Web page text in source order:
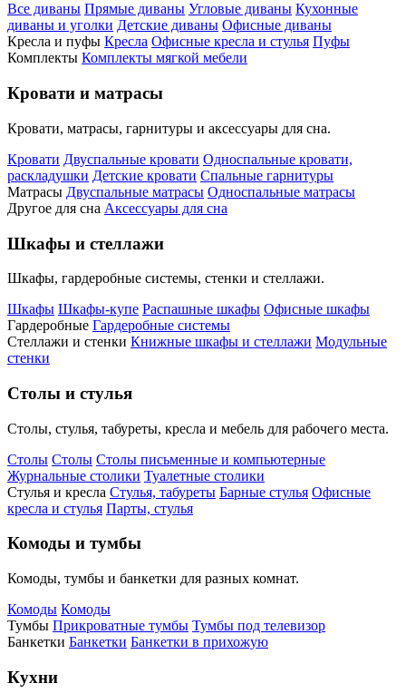
Все диваны Прямые диваны Угловые диваны Кухонные
диваны и уголки Детские диваны Офисные диваны
Кресла и пуфы Кресла Офисные кресла и стулья Пуфы
Комплекты Комплекты мягкой мебели
Кровати и матрасы
Кровати, матрасы, гарнитуры и аксессуары для сна.
Кровати Двуспальные кровати Односпальные кровати,
раскладушки Детские кровати Спальные гарнитуры
Матрасы Двуспальные матрасы Односпальные матрасы
Другое для сна Аксессуары для сна
Шкафы и стеллажи
Шкафы, гардеробные системы, стенки и стеллажи.
Шкафы Шкафы-купе Распашные шкафы Офисные шкафы
Гардеробные Гардеробные системы
Стеллажи и стенки Книжные шкафы и стеллажи Модульные
стенки
Столы и стулья
Столы, стулья, табуреты, кресла и мебель для рабочего места.
Столы Столы Столы письменные и компьютерные
Журнальные столики Туалетные столики
Стулья и кресла Стулья, табуреты Барные стулья Офисные
кресла и стулья Парты, стулья
Комоды и тумбы
Комоды, тумбы и банкетки для разных комнат.
Комоды Комоды
Тумбы Прикроватные тумбы Тумбы под телевизор
Банкетки Банкетки Банкетки в прихожую
Кухни